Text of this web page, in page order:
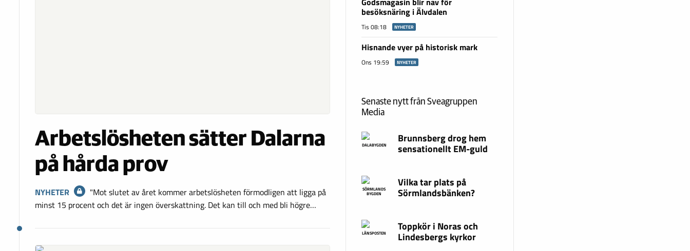
Arbetslösheten sätter Dalarna
på hårda prov
NYHETER
"Mot slutet av året kommer arbetslösheten förmodligen att ligga på
minst 15 procent och det är ingen överskattning. Det kan till och med bli högre…
besöksnäring i Älvdalen
Tis 08:18 NYHETER
Hisnande vyer på historisk mark
Ons 19:59 NYHETER
Senaste nytt från Sveagruppen
Media
DALABYGDEN
Brunnsberg drog hem
sensationellt EM-guld
SÖRMLANDS
BYGDEN
Vilka tar plats på
Sörmlandsbänken?
LÄNSPOSTEN
Toppkör i Noras och
Lindesbergs kyrkor